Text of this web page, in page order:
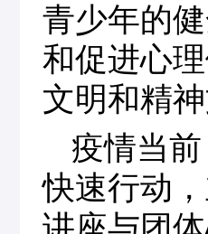
青少年的
和促进心
文明和精
疫情当
快速行动